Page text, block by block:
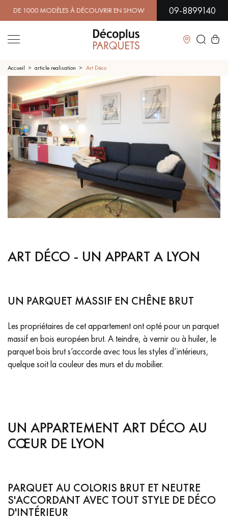
MODÈLES À DÉCOUVRIR EN SHOWROOM |09-8899140
Fermer
LES RECHERCHES LES PLUS COURANTES
PARQUET MASSIF
PARQUET CONTRECOLLÉ -
SOL PLAQUÉ BOIS VERITABLES
PARQUETS À MOTIFS
TRADITIONNELS
PARQUET EN BOIS EXOTIQUE PARQUET VERNIS
PARQUET HUILÉ PARQUET EN BOIS BRUT
D'INTÉRIEUR
Nos conseillers sont disponibles au
09-8899140
VOUS AVEZ UN PROJET ?
Nos experts sont à votre disposition pour vous guider pas à
Accueil article realisation Art Déco
ART DÉCO - UN APPART A LYON
UN PARQUET MASSIF EN CHÊNE BRUT
Les propriétaires de cet appartement ont opté pour un parquet
massif en bois européen brut. A teindre, à vernir ou à huiler, le
parquet bois brut s’accorde avec tous les styles d’intérieurs,
quelque soit la couleur des murs et du mobilier.
UN APPARTEMENT ART DÉCO AU
CŒUR DE LYON
PARQUET AU COLORIS BRUT ET NEUTRE
S'ACCORDANT AVEC TOUT STYLE DE DÉCO
D'INTÉRIEUR